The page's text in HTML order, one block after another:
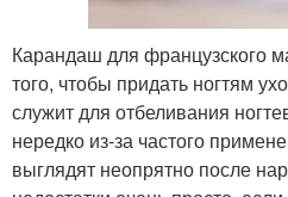
Карандаш для французского
того, чтобы придать ногтям
служит для отбеливания
нередко из-за частого
выглядят неопрятно после